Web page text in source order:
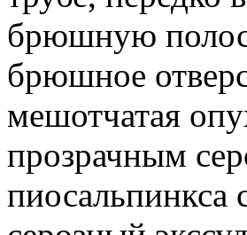
брюшную
брюшное
мешотчатая
прозрачным